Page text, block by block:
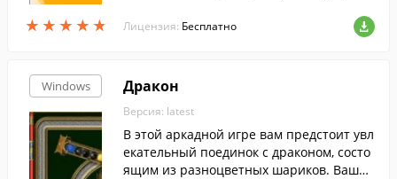
★ ★ ★ ★ ★
★ ★ ★ ★ ★ Лицензия: Бесплатно
Windows Дракон
Версия: latest
В этой аркадной игре вам предстоит увл
екательный поединок с драконом, состо
ящим из разноцветных шариков. Ваша